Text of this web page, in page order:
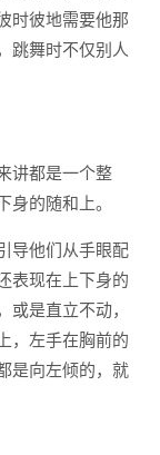
时彼地需要他那
跳舞时不仅别人
讲都是一个整
的随和上。
他们从手眼配
表现在上下身的
或是直立不动，
，左手在胸前的
是向左倾的，就